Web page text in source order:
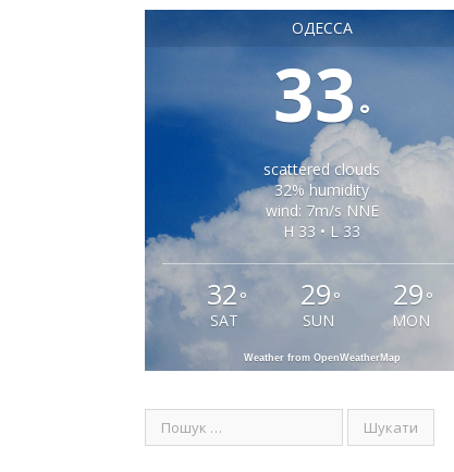
ОДЕССА
33°
scattered clouds
32% humidity
wind: 7m/s NNE
H 33 • L 33
32 °
SAT
29 °
SUN
29 °
MON
Weather from OpenWeatherMap